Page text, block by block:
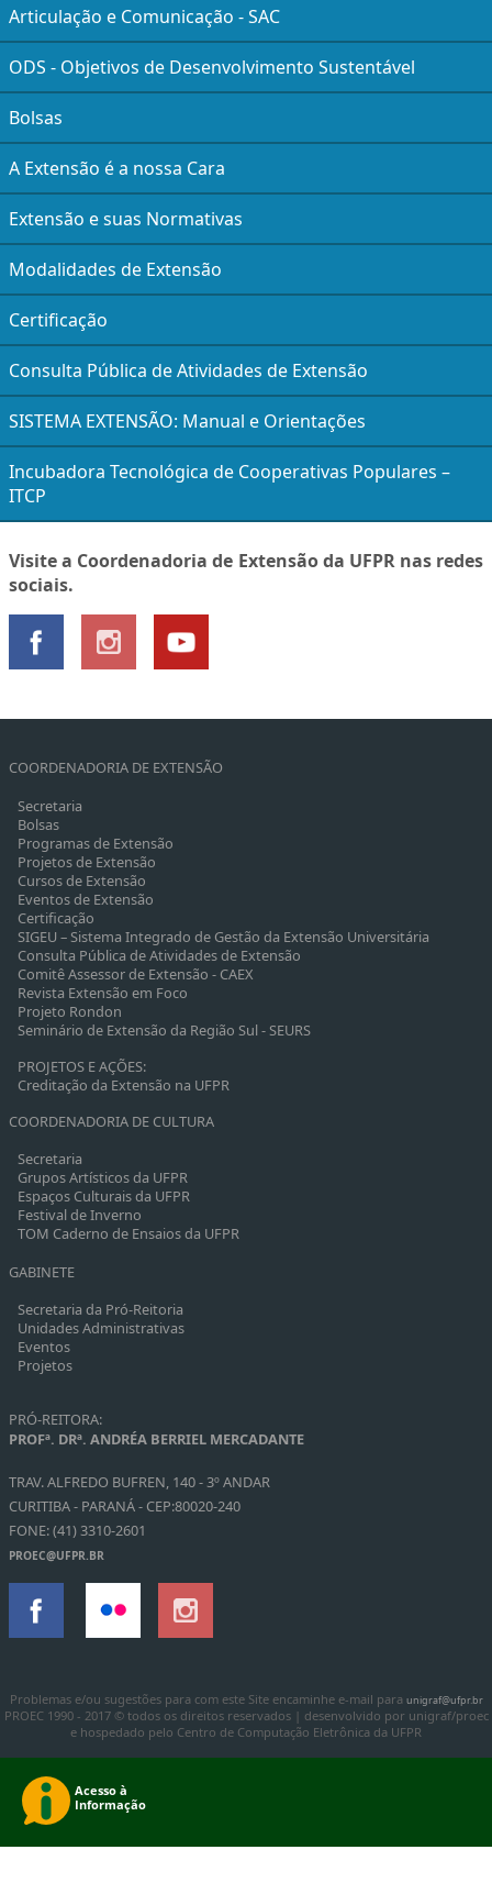
Articulação e Comunicação - SAC
ODS - Objetivos de Desenvolvimento Sustentável
Bolsas
A Extensão é a nossa Cara
Extensão e suas Normativas
Modalidades de Extensão
Certificação
Consulta Pública de Atividades de Extensão
SISTEMA EXTENSÃO: Manual e Orientações
Incubadora Tecnológica de Cooperativas Populares –
ITCP
Visite a Coordenadoria de Extensão da UFPR nas redes
sociais.
COORDENADORIA DE EXTENSÃO
Secretaria
Bolsas
Programas de Extensão
Projetos de Extensão
Cursos de Extensão
Eventos de Extensão
Certificação
SIGEU – Sistema Integrado de Gestão da Extensão Universitária
Consulta Pública de Atividades de Extensão
Comitê Assessor de Extensão - CAEX
Revista Extensão em Foco
Projeto Rondon
Seminário de Extensão da Região Sul - SEURS
PROJETOS E AÇÕES:
Creditação da Extensão na UFPR
COORDENADORIA DE CULTURA
Secretaria
Grupos Artísticos da UFPR
Espaços Culturais da UFPR
Festival de Inverno
TOM Caderno de Ensaios da UFPR
GABINETE
Secretaria da Pró-Reitoria
Unidades Administrativas
Eventos
Projetos
PRÓ-REITORA:
PROFª. DRª. ANDRÉA BERRIEL MERCADANTE
TRAV. ALFREDO BUFREN, 140 - 3º ANDAR
CURITIBA - PARANÁ - CEP:80020-240
FONE: (41) 3310-2601
PROEC@UFPR.BR
Problemas e/ou sugestões para com este Site encaminhe e-mail para unigraf@ufpr.br
PROEC 1990 - 2017 © todos os direitos reservados | desenvolvido por unigraf/proec
e hospedado pelo Centro de Computação Eletrônica da UFPR